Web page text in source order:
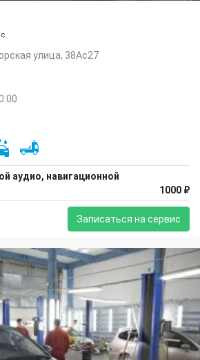
улица, 38Ас27
аудио, навигационной
1000 ₽
Записаться на сервис